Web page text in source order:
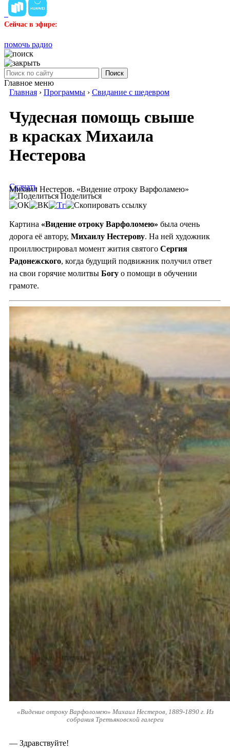
Сейчас в эфире:
помочь радио
Поиск
Главное меню
Главная › Программы › Свидание с шедевром
Чудесная помощь свыше
в красках Михаила
Нестерова
Михаил Нестеров. «Видение отроку Варфоламею»
Скачать
Поделиться
Картина «Видение отроку Варфоломею» была очень
дорога её автору, Михаилу Нестерову. На ней художник
проиллюстрировал момент жития святого Сергия
Радонежского, когда будущий подвижник получил ответ
на свои горячие молитвы Богу о помощи в обучении
грамоте.
«Видение отроку Варфоломею» Михаил Нестеров, 1889-1890 г. Из
собрания Третьяковской галереи
— Здравствуйте!